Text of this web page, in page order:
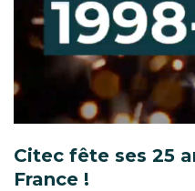
Citec fête ses 25
France !